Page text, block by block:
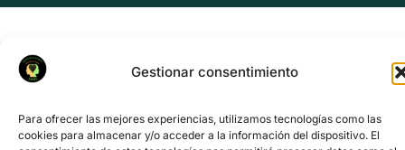
Gestionar consentimiento
Para ofrecer las mejores experiencias, utilizamos tecnologías como las
cookies para almacenar y/o acceder a la información del dispositivo. El